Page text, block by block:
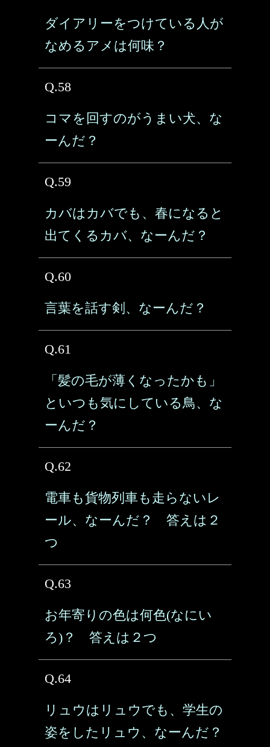
ダイアリーをつけている人が
なめるアメは何味？
Q.58
コマを回すのがうまい犬、な
ーんだ？
Q.59
カバはカバでも、春になると
出てくるカバ、なーんだ？
Q.60
言葉を話す剣、なーんだ？
Q.61
「髪の毛が薄くなったかも」
といつも気にしている鳥、な
ーんだ？
Q.62
電車も貨物列車も走らないレ
ール、なーんだ？ 答えは２
つ
Q.63
お年寄りの色は何色(なにい
ろ)？ 答えは２つ
Q.64
リュウはリュウでも、学生の
姿をしたリュウ、なーんだ？